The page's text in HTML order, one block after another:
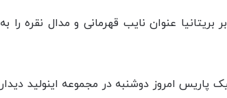
عنوان نایب قهرمانی و مدال نقره را به
پاریس امروز دوشنبه در مجموعه اینولید دیدار